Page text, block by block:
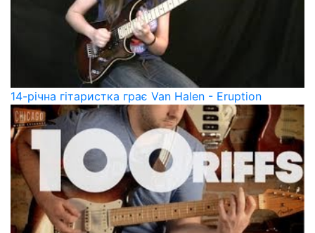
14-річна гітаристка грає Van Halen - Eruption